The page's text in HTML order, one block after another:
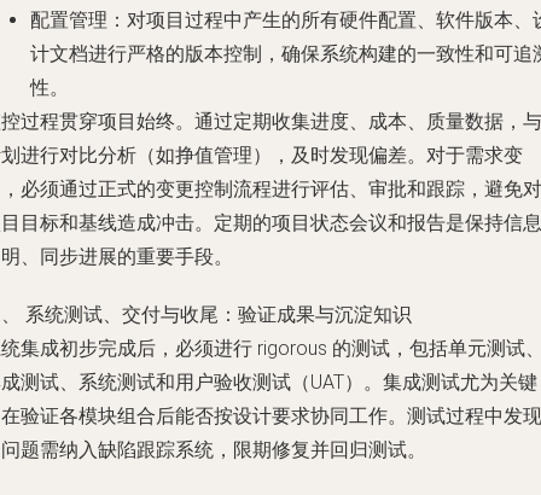
配置管理 ：对项目过程中产生的所有硬件配置、软件版本、
计文档进行严格的版本控制，确保系统构建的一致性和可追
性。
过程贯穿项目始终。通过定期收集进度、成本、质量数据，与
进行对比分析（如挣值管理），及时发现偏差。对于需求变
必须通过正式的变更控制流程进行评估、审批和跟踪，避免对
目标和基线造成冲击。定期的项目状态会议和报告是保持信息
、同步进展的重要手段。
系统测试、交付与收尾：验证成果与沉淀知识
集成初步完成后，必须进行 rigorous 的测试，包括单元测试
测试、系统测试和用户验收测试（UAT）。集成测试尤为关
验证各模块组合后能否按设计要求协同工作。测试过程中发现
题需纳入缺陷跟踪系统，限期修复并回归测试。